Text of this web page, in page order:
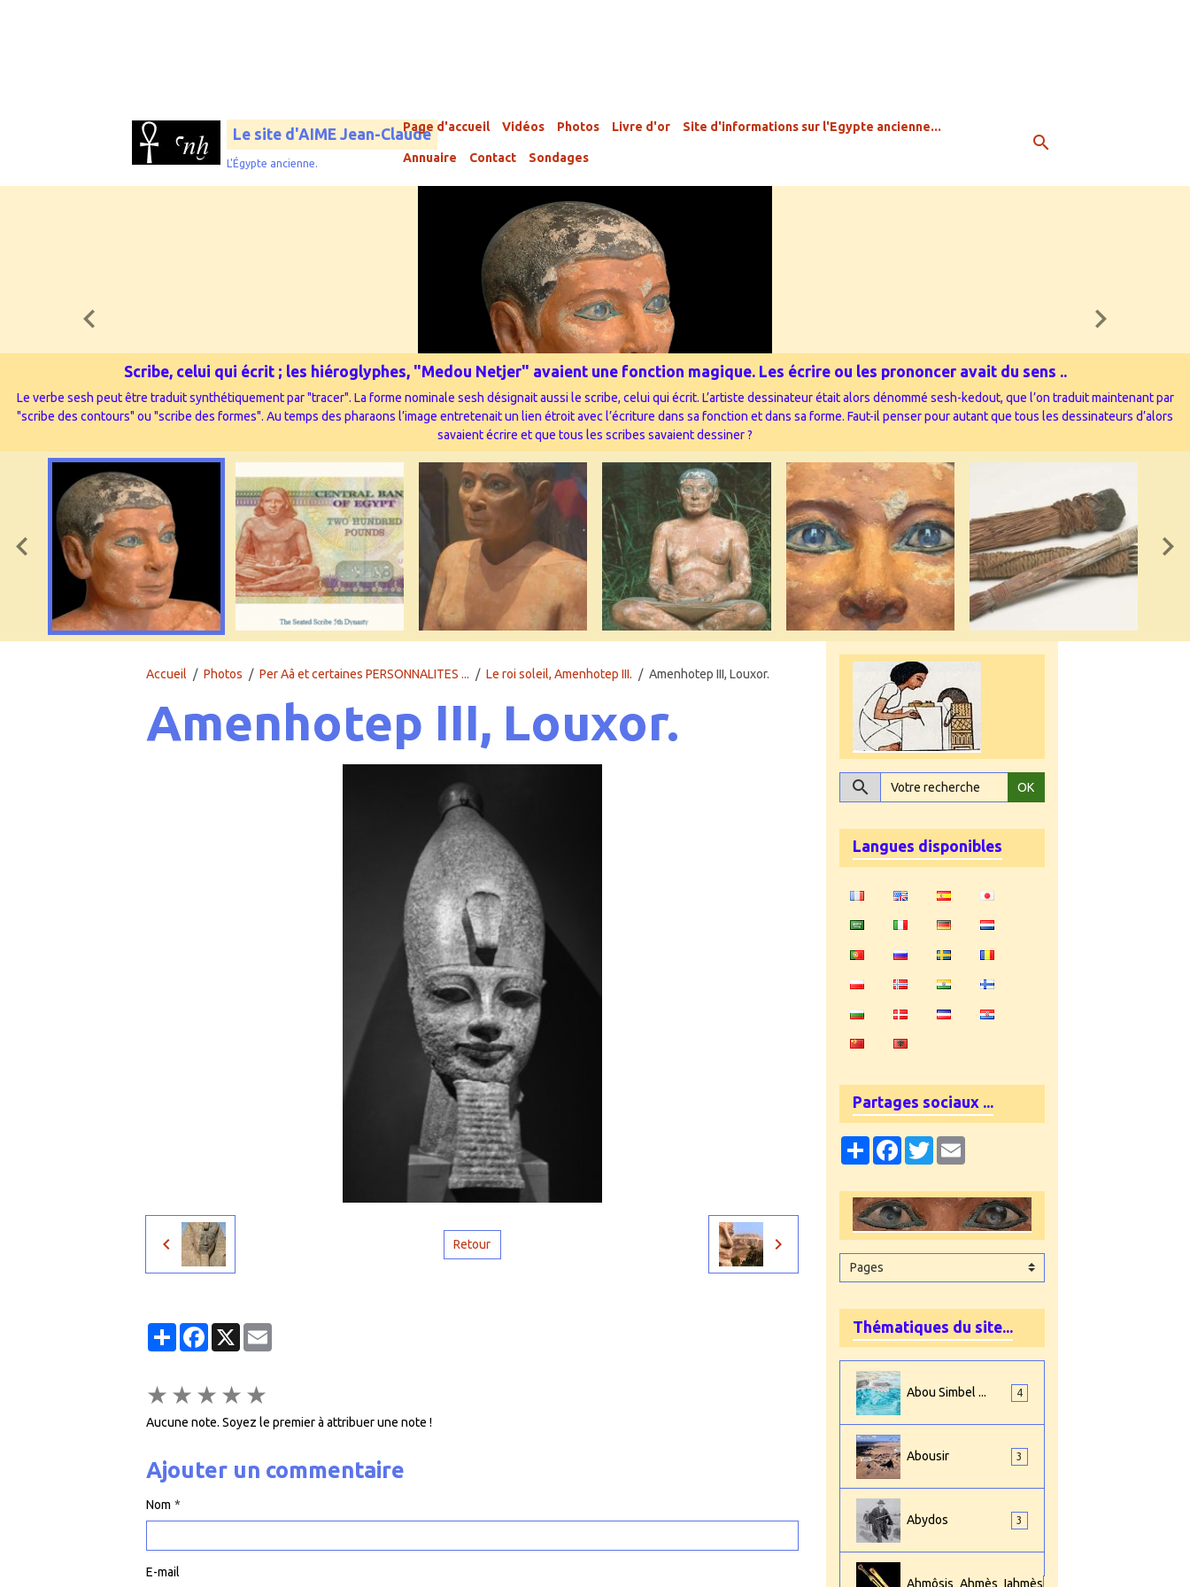
Le site d'AIME Jean-Claude
L'Égypte ancienne.
Page d'accueil Vidéos Photos Livre d'or Site d'informations sur l'Egypte ancienne...
Annuaire Contact Sondages
Scribe, celui qui écrit ; les hiéroglyphes, "Medou Netjer" avaient une fonction magique. Les écrire ou les prononcer avait du sens ...
Le verbe sesh peut être traduit synthétiquement par "tracer". La forme nominale sesh désignait aussi le scribe, celui qui écrit. L’artiste dessinateur était alors dénommé sesh-kedout, que l’on traduit maintenant par
"scribe des contours" ou "scribe des formes". Au temps des pharaons l’image entretenait un lien étroit avec l’écriture dans sa fonction et dans sa forme. Faut-il penser pour autant que tous les dessinateurs d’alors
savaient écrire et que tous les scribes savaient dessiner ?
Accueil Photos Per Aâ et certaines PERSONNALITES ... Le roi soleil, Amenhotep III. Amenhotep III, Louxor.
Amenhotep III, Louxor.
Retour
PartagerFacebook
X
★ ★ ★ ★ ★
Aucune note. Soyez le premier à attribuer une note !
Ajouter un commentaire
Nom
E-mail
OK
Langues disponibles
Partages sociaux ...
PartagerFacebook
Twitter
Thématiques du site...
Abou Simbel ... 4
Abousir 3
Abydos 3
Ahmôsis_Ahmès_Iahmès